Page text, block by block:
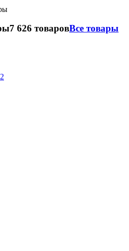
7 626 товаровВсе товары